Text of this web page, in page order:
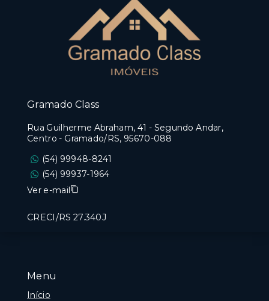
Menu
Início
Gramado Class
Rua Guilherme Abraham, 41 - Segundo Andar,
Centro - Gramado/RS, 95670-088
(54) 99948-8241
(54) 99937-1964
Ver e-mail
CRECI/RS 27.340J